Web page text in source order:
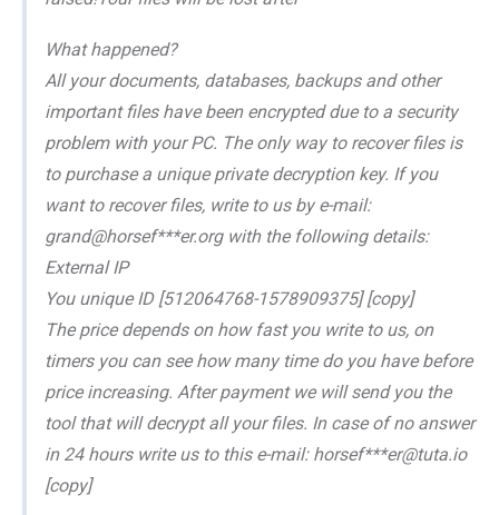
What happened?
All your documents, databases, backups and other
important files have been encrypted due to a security
problem with your PC. The only way to recover files is
to purchase a unique private decryption key. If you
want to recover files, write to us by e-mail:
grand@horsef***er.org with the following details:
External IP
You unique ID [512064768-1578909375] [copy]
The price depends on how fast you write to us, on
timers you can see how many time do you have before
price increasing. After payment we will send you the
tool that will decrypt all your files. In case of no answer
in 24 hours write us to this e-mail: horsef***er@tuta.io
[copy]